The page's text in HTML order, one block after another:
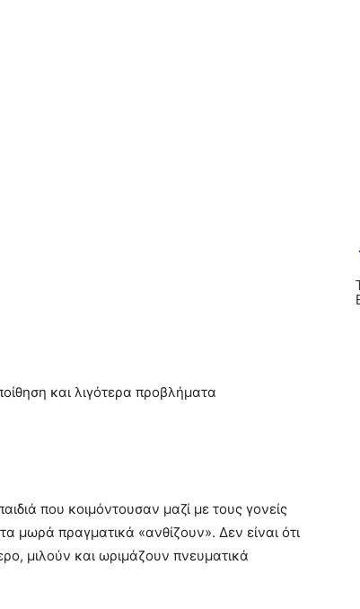
και λιγότερα προβλήματα
που κοιμόντουσαν μαζί με τους γονείς
μωρά πραγματικά «ανθίζουν». Δεν είναι ότι
μιλούν και ωριμάζουν πνευματικά